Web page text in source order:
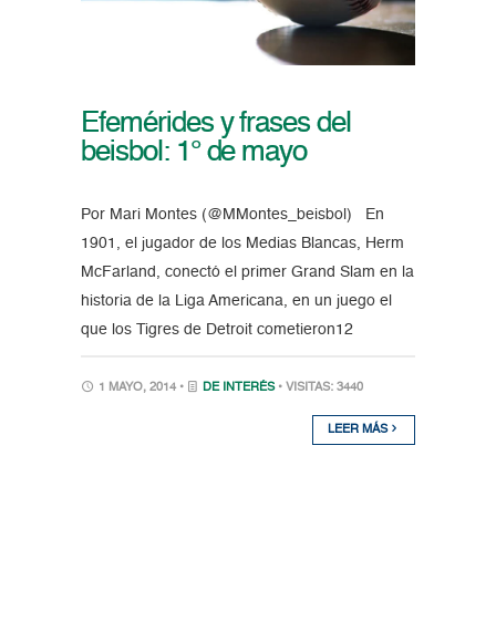
Efemérides y frases del
beisbol: 1° de mayo
Por Mari Montes (@MMontes_beisbol) En
1901, el jugador de los Medias Blancas, Herm
McFarland, conectó el primer Grand Slam en la
historia de la Liga Americana, en un juego el
que los Tigres de Detroit cometieron12
1 MAYO, 2014 • DE INTERÉS • VISITAS: 3440
LEER MÁS